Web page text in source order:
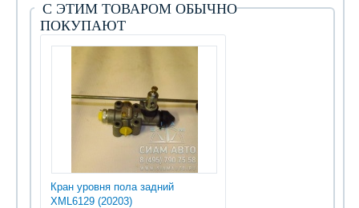
С ЭТИМ ТОВАРОМ ОБЫЧНО
ПОКУПАЮТ
Кран уровня пола задний
XML6129 (20203)